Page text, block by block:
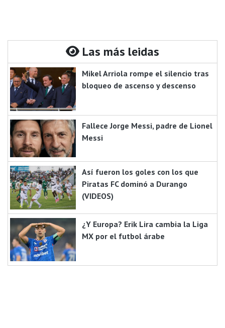
Las más leidas
Mikel Arriola rompe el silencio tras
bloqueo de ascenso y descenso
Fallece Jorge Messi, padre de Lionel
Messi
Así fueron los goles con los que
Piratas FC dominó a Durango
(VIDEOS)
¿Y Europa? Erik Lira cambia la Liga
MX por el futbol árabe